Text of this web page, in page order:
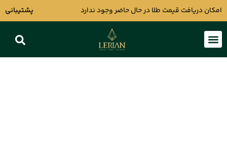
امکان دریافت قیمت طلا در حال حاضر وجود ندارد پشتیبانی